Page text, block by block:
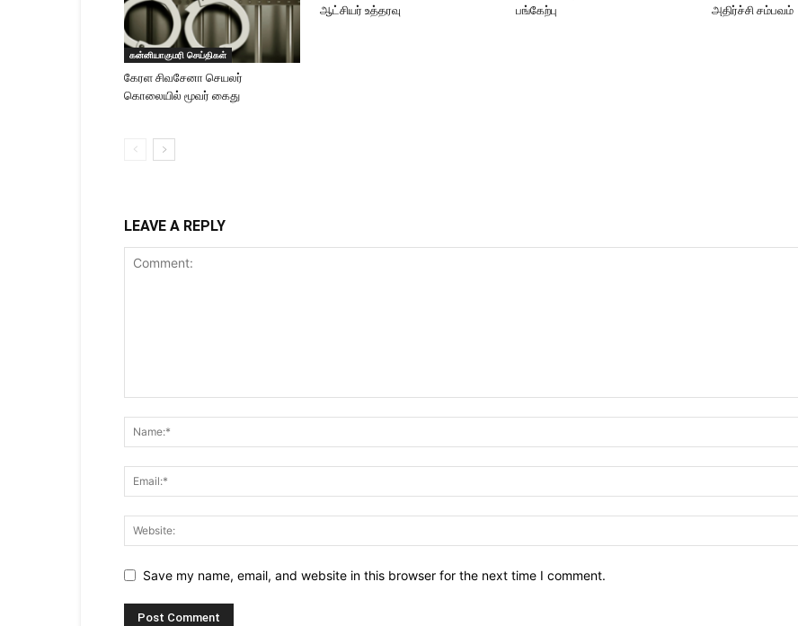
கன்னியாகுமரி செய்திகள்
கேரள சிவசேனா செயலர்
கொலையில் மூவர் கைது
ஆட்சியர் உத்தரவு
பங்கேற்பு
அதிர்ச்சி சம்பவம்
LEAVE A REPLY
Save my name, email, and website in this browser for the next time I comment.